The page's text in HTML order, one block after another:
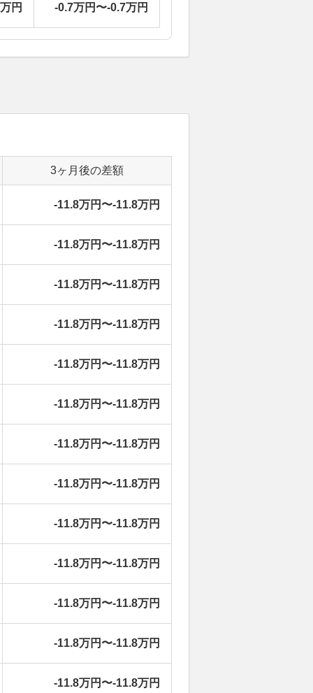
円 -0.7万円〜-0.7万円
3ヶ月後の差額
-11.8万円〜-11.8万円
-11.8万円〜-11.8万円
-11.8万円〜-11.8万円
-11.8万円〜-11.8万円
-11.8万円〜-11.8万円
-11.8万円〜-11.8万円
-11.8万円〜-11.8万円
-11.8万円〜-11.8万円
-11.8万円〜-11.8万円
-11.8万円〜-11.8万円
-11.8万円〜-11.8万円
-11.8万円〜-11.8万円
-11.8万円〜-11.8万円